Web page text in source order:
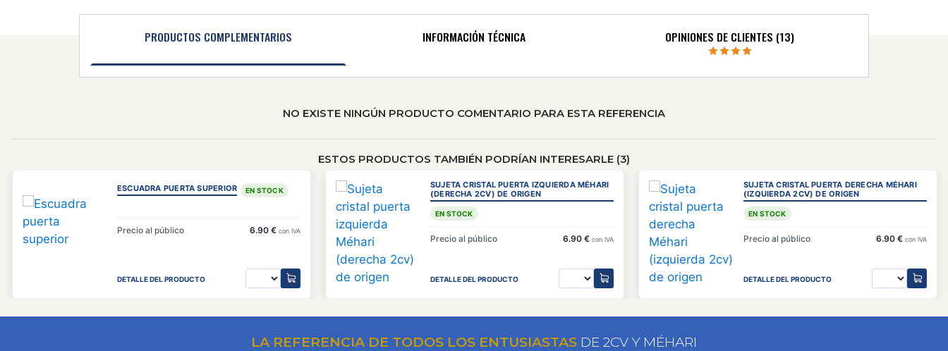
PRODUCTOS COMPLEMENTARIOS INFORMACIÓN TÉCNICA OPINIONES DE CLIENTES (13)
NO EXISTE NINGÚN PRODUCTO COMENTARIO PARA ESTA REFERENCIA
ESTOS PRODUCTOS TAMBIÉN PODRÍAN INTERESARLE (3)
ESCUADRA PUERTA SUPERIOR EN STOCK
Precio al público 6.90 € con IVA
DETALLE DEL PRODUCTO
SUJETA CRISTAL PUERTA IZQUIERDA MÉHARI
(DERECHA 2CV) DE ORIGEN
EN STOCK
Precio al público 6.90 € con IVA
DETALLE DEL PRODUCTO
SUJETA CRISTAL PUERTA DERECHA MÉHARI
(IZQUIERDA 2CV) DE ORIGEN
EN STOCK
Precio al público 6.90 € con IVA
DETALLE DEL PRODUCTO
LA REFERENCIA DE TODOS LOS ENTUSIASTAS DE 2CV Y MÉHARI